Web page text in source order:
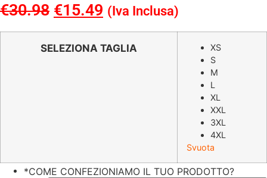
€30.98 Il
prezzo
originale
€15.49 Il
prezzo
attuale
(Iva Inclusa)
SELEZIONA TAGLIA
XS
S
M
L
XL
XXL
3XL
4XL
Svuota
*COME CONFEZIONIAMO IL TUO PRODOTTO?